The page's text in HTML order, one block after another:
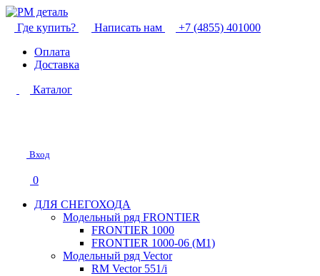
Где купить? Написать нам
+7 (4855) 401000
Оплата
Доставка
Каталог
Вход
0
ДЛЯ СНЕГОХОДА
Модельный ряд FRONTIER
FRONTIER 1000
FRONTIER 1000-06 (М1)
Модельный ряд Vector
RM Vector 551/i